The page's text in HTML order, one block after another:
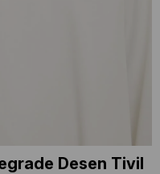
Desen Tivil